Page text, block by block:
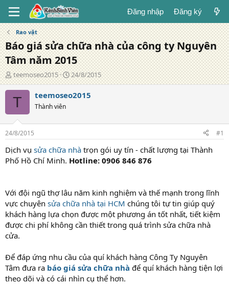
Đăng nhập Đăng ký
Rao vặt
Báo giá sửa chữa nhà của công ty Nguyên
Tâm năm 2015
T
á
c
ả
teemoseo2015
N
g
à
g
24/8/2015
T teemoseo2015
Thành viên
24/8/2015 #1
Dịch vụ sửa chữa nhà trọn gói uy tín - chất lượng tại Thành
Phố Hồ Chí Minh. Hotline: 0906 846 876
Với đội ngũ thợ lâu năm kinh nghiệm và thế mạnh trong lĩnh
vực chuyên sửa chữa nhà tại HCM chúng tôi tự tin giúp quý
khách hàng lựa chọn được một phương án tốt nhất, tiết kiệm
được chi phí không cần thiết trong quá trình sửa chữa nhà
cửa.
Để đáp ứng nhu cầu của quí khách hàng Công Ty Nguyên
Tâm đưa ra báo giá sửa chữa nhà để quí khách hàng tiện lợi
theo dõi và có cái nhìn cụ thể hơn.